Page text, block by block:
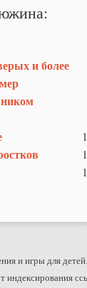
и более
и игры для детей.
индексирования